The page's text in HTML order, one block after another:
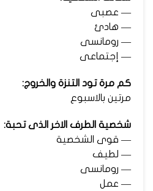
— عصبى
— هادئ
— رومانسى
— إجتماعى
كم مرة تود التنزة والخروج:
مرتين بالاسبوع
شخصية الطرف الاخر الذى تحبة:
— قوى الشخصية
— لطيف
— رومانسى
— عمل